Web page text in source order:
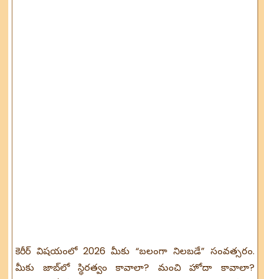
కెరీర్ విషయంలో 2026 మీకు “బలంగా నిలబడే” సంవత్సరం.
మీకు జాబ్‌లో స్థిరత్వం కావాలా? మంచి హోదా కావాలా?